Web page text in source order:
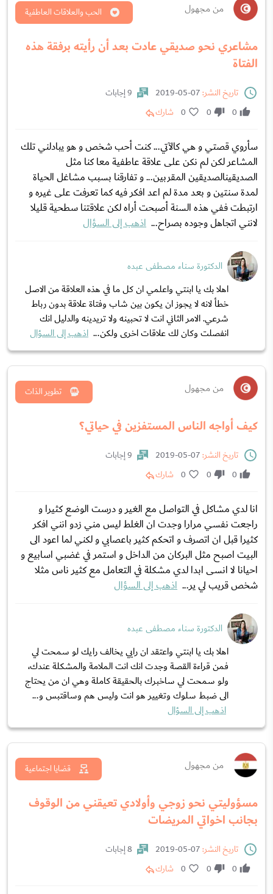
من مجهول
مشاعري نحو صديقي عادت بعد أن رأيته برفقة هذه
الفتاة
الحب والعلاقات العاطفية
تاريخ النشر:
9 إجابات
0
0
0 شارك
سأروي قصتي و هي كالآتي... كنت أحب شخص و هو يبادلني تلك
المشاعر لكن لم نكن على علاقة عاطفية معا كنا مثل
الصديقينالصديقين المقربين... و تفارقنا بسبب مشاغل الحياة
لمدة سنتين و بعد مدة لم اعد افكر فيه كما تعرفت على غيره و
ارتبطت ففي هذه السنة أصبحت أراه لكن علاقتنا سطحية قليلا
لانني اتجاهل وجوده بصراح... اذهب إلى السؤال
الدكتورة سناء مصطفى عبده
اهلا بك يا ابنتي واعلمي ان كل ما في هذه العلاقة من الاصل
خطأ لانه لا يجوز ان يكون بين شاب وفتاة علاقة بدون رباط
شرعي. الامر الثاني انت لا تحبينه ولا تريدينه والدليل انك
انفصلت وكان لك علاقات اخرى ولكن... اذهب إلى السؤال
من مجهول
كيف أواجه الناس المستفزين في حياتي؟
تطوير الذات
تاريخ النشر:
9 إجابات
0
0
0 شارك
انا لدي مشاكل في التواصل مع الغير و درست الوضع كثيرا و
راجعت نفسي مرارا وجدت ان الغلط ليس مني زدو انني افكر
كثيرا قبل ان اتصرف و اتحكم كثير باعصابي و لكني لما اعود الى
البيت اصبح مثل البركان من الداخل و استمر في غضبي اسابيع و
احيانا لا انسى ابدا لدي مشكلة في التعامل مع كثير ناس مثلا
شخص قريب لي ير... اذهب إلى السؤال
الدكتورة سناء مصطفى عبده
اهلا بك يا ابنتي واعتقد ان رايي يخالف رايك لو سمحت لي
فمن قراءة القصة وجدت انك انت الملامة والمشكلة عندك،
ولو سمحت لي ساخبرك بالحقيقة كاملة وهي ان من يحتاج
الى ضبط سلوك وتغيير هو انت وليس هم وساقتبس و...
اذهب إلى السؤال
من مجهول
مسؤوليتي نحو زوجي وأولادي تعيقني من الوقوف
بجانب اخواتي المريضات
قضايا اجتماعية
تاريخ النشر:
8 إجابات
0
0
0 شارك